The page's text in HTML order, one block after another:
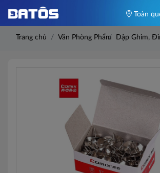
Toàn
Trang chủ Văn Phòng Phẩm Dập Ghim,